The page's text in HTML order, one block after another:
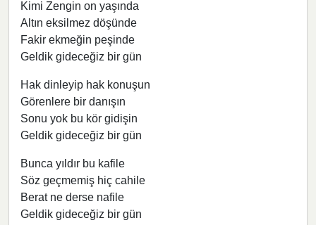
Kimi Zengin on yaşında
Altın eksilmez döşünde
Fakir ekmeğin peşinde
Geldik gideceğiz bir gün
Hak dinleyip hak konuşun
Görenlere bir danışın
Sonu yok bu kör gidişin
Geldik gideceğiz bir gün
Bunca yıldır bu kafile
Söz geçmemiş hiç cahile
Berat ne derse nafile
Geldik gideceğiz bir gün